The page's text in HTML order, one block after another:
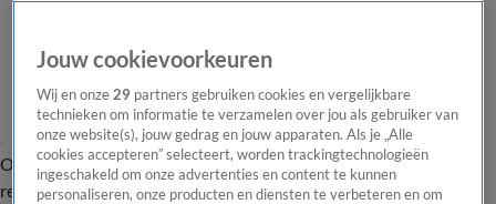
Overzicht Laatste nieuws Regionieuws Het beste van Hart
Tip de
redactie
Jouw cookievoorkeuren
Wij en onze29 partners gebruiken cookies en vergelijkbare
technieken om informatie te verzamelen over jou als gebruiker van
onze website(s), jouw gedrag en jouw apparaten. Als je „Alle
cookies accepteren” selecteert, worden trackingtechnologieën
ingeschakeld om onze advertenties en content te kunnen
personaliseren, onze producten en diensten te verbeteren en om